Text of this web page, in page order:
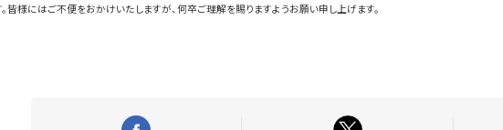
皆様にはご不便をおかけいたしますが、何卒ご理解を賜りますようお願い申し上げます。